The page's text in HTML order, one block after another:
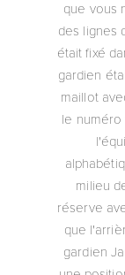
que vous
des lignes
était fixé
gardien
maillot
le numéro
milieu
réserve
que
gardien